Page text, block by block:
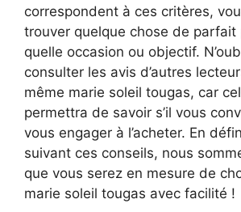
correspondent à ces critères,
trouver quelque chose de parfait
quelle occasion ou objectif.
consulter les avis d’autres
même marie soleil tougas, car
permettra de savoir s’il vous
vous engager à l’acheter. En
suivant ces conseils, nous
que vous serez en mesure de
marie soleil tougas avec facilité !